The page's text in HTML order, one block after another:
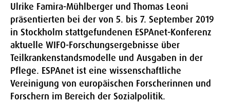
Ulrike Famira-Mühlberger und Thomas Leoni
präsentierten bei der von 5. bis 7. September 2019
in Stockholm stattgefundenen ESPAnet-Konferenz
aktuelle WIFO-Forschungsergebnisse über
Teilkrankenstandsmodelle und Ausgaben in der
Pflege. ESPAnet ist eine wissenschaftliche
Vereinigung von europäischen Forscherinnen und
Forschern im Bereich der Sozialpolitik.